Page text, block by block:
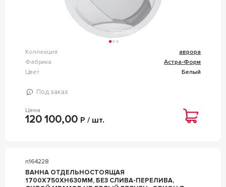
Коллекция
аврора
Фабрика
Астра-Форм
Цвет
Белый
Под заказ
Цена
120 100,00 Р / шт.
n164228
ВАННА ОТДЕЛЬНОСТОЯЩАЯ
1700X750XH630ММ, БЕЗ СЛИВА-ПЕРЕЛИВА,